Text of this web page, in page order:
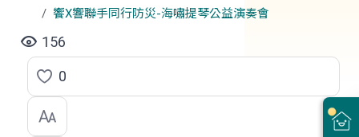
饗X響聯手同行防災-海嘯提琴公益演奏會
156
點
選
0